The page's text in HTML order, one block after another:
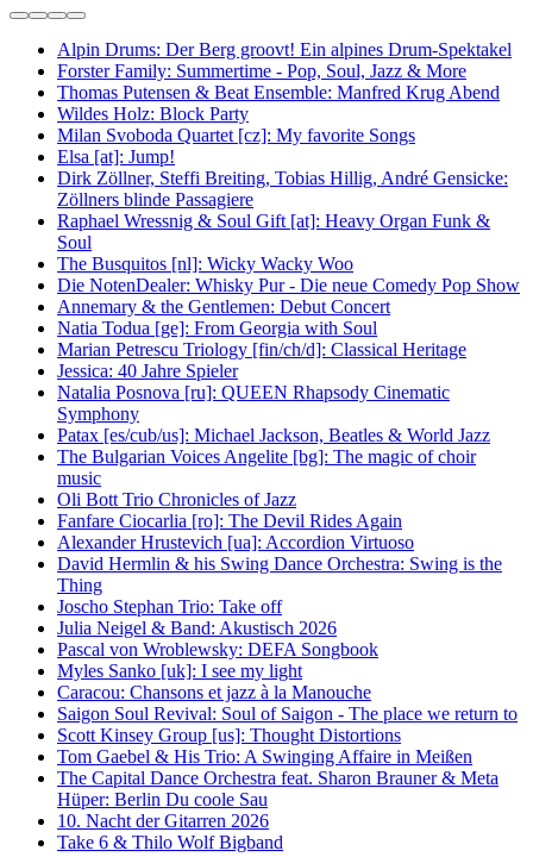
Alpin Drums: Der Berg groovt! Ein alpines Drum-Spektakel
Forster Family: Summertime - Pop, Soul, Jazz & More
Thomas Putensen & Beat Ensemble: Manfred Krug Abend
Wildes Holz: Block Party
Milan Svoboda Quartet [cz]: My favorite Songs
Elsa [at]: Jump!
Dirk Zöllner, Steffi Breiting, Tobias Hillig, André Gensicke:
Zöllners blinde Passagiere
Raphael Wressnig & Soul Gift [at]: Heavy Organ Funk &
Soul
The Busquitos [nl]: Wicky Wacky Woo
Die NotenDealer: Whisky Pur - Die neue Comedy Pop Show
Annemary & the Gentlemen: Debut Concert
Natia Todua [ge]: From Georgia with Soul
Marian Petrescu Triology [fin/ch/d]: Classical Heritage
Jessica: 40 Jahre Spieler
Natalia Posnova [ru]: QUEEN Rhapsody Cinematic
Symphony
Patax [es/cub/us]: Michael Jackson, Beatles & World Jazz
The Bulgarian Voices Angelite [bg]: The magic of choir
music
Oli Bott Trio Chronicles of Jazz
Fanfare Ciocarlia [ro]: The Devil Rides Again
Alexander Hrustevich [ua]: Accordion Virtuoso
David Hermlin & his Swing Dance Orchestra: Swing is the
Thing
Joscho Stephan Trio: Take off
Julia Neigel & Band: Akustisch 2026
Pascal von Wroblewsky: DEFA Songbook
Myles Sanko [uk]: I see my light
Caracou: Chansons et jazz à la Manouche
Saigon Soul Revival: Soul of Saigon - The place we return to
Scott Kinsey Group [us]: Thought Distortions
Tom Gaebel & His Trio: A Swinging Affaire in Meißen
The Capital Dance Orchestra feat. Sharon Brauner & Meta
Hüper: Berlin Du coole Sau
10. Nacht der Gitarren 2026
Take 6 & Thilo Wolf Bigband